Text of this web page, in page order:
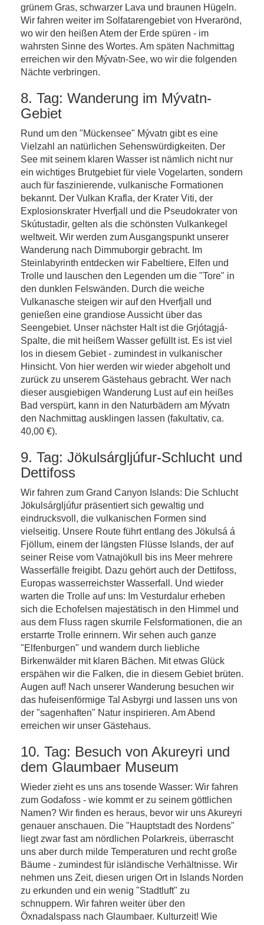
grünem Gras, schwarzer Lava und braunen Hügeln.
Wir fahren weiter im Solfatarengebiet von Hverarönd,
wo wir den heißen Atem der Erde spüren - im
wahrsten Sinne des Wortes. Am späten Nachmittag
erreichen wir den Mývatn-See, wo wir die folgenden
Nächte verbringen.
8. Tag: Wanderung im Mývatn-
Gebiet
Rund um den "Mückensee" Mývatn gibt es eine
Vielzahl an natürlichen Sehenswürdigkeiten. Der
See mit seinem klaren Wasser ist nämlich nicht nur
ein wichtiges Brutgebiet für viele Vogelarten, sondern
auch für faszinierende, vulkanische Formationen
bekannt. Der Vulkan Krafla, der Krater Viti, der
Explosionskrater Hverfjall und die Pseudokrater von
Skútustadir, gelten als die schönsten Vulkankegel
weltweit. Wir werden zum Ausgangspunkt unserer
Wanderung nach Dimmuborgir gebracht. Im
Steinlabyrinth entdecken wir Fabeltiere, Elfen und
Trolle und lauschen den Legenden um die "Tore" in
den dunklen Felswänden. Durch die weiche
Vulkanasche steigen wir auf den Hverfjall und
genießen eine grandiose Aussicht über das
Seengebiet. Unser nächster Halt ist die Grjótagjá-
Spalte, die mit heißem Wasser gefüllt ist. Es ist viel
los in diesem Gebiet - zumindest in vulkanischer
Hinsicht. Von hier werden wir wieder abgeholt und
zurück zu unserem Gästehaus gebracht. Wer nach
dieser ausgiebigen Wanderung Lust auf ein heißes
Bad verspürt, kann in den Naturbädern am Mývatn
den Nachmittag ausklingen lassen (fakultativ, ca.
40,00 €).
9. Tag: Jökulsárgljúfur-Schlucht und
Dettifoss
Wir fahren zum Grand Canyon Islands: Die Schlucht
Jökulsárgljúfur präsentiert sich gewaltig und
eindrucksvoll, die vulkanischen Formen sind
vielseitig. Unsere Route führt entlang des Jökulsá á
Fjöllum, einem der längsten Flüsse Islands, der auf
seiner Reise vom Vatnajökull bis ins Meer mehrere
Wasserfälle freigibt. Dazu gehört auch der Dettifoss,
Europas wasserreichster Wasserfall. Und wieder
warten die Trolle auf uns: Im Vesturdalur erheben
sich die Echofelsen majestätisch in den Himmel und
aus dem Fluss ragen skurrile Felsformationen, die an
erstarrte Trolle erinnern. Wir sehen auch ganze
"Elfenburgen" und wandern durch liebliche
Birkenwälder mit klaren Bächen. Mit etwas Glück
erspähen wir die Falken, die in diesem Gebiet brüten.
Augen auf! Nach unserer Wanderung besuchen wir
das hufeisenförmige Tal Asbyrgi und lassen uns von
der "sagenhaften" Natur inspirieren. Am Abend
erreichen wir unser Gästehaus.
10. Tag: Besuch von Akureyri und
dem Glaumbaer Museum
Wieder zieht es uns ans tosende Wasser: Wir fahren
zum Godafoss - wie kommt er zu seinem göttlichen
Namen? Wir finden es heraus, bevor wir uns Akureyri
genauer anschauen. Die "Hauptstadt des Nordens"
liegt zwar fast am nördlichen Polarkreis, überrascht
uns aber durch milde Temperaturen und recht große
Bäume - zumindest für isländische Verhältnisse. Wir
nehmen uns Zeit, diesen urigen Ort in Islands Norden
zu erkunden und ein wenig "Stadtluft" zu
schnuppern. Wir fahren weiter über den
Öxnadalspass nach Glaumbaer. Kulturzeit! Wie